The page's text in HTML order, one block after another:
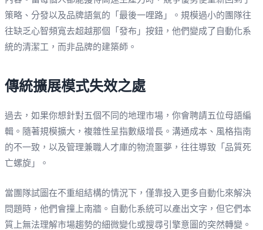
策略、分發以及品牌語氣的「最後一哩路」。規模過小的團隊往
往缺乏心智頻寬去超越那個「發布」按鈕，他們變成了自動化系
統的清潔工，而非品牌的建築師。
傳統擴展模式失效之處
過去，如果你想針對五個不同的地理市場，你會聘請五位母語編
輯。隨著規模擴大，複雜性呈指數級增長。溝通成本、風格指南
的不一致，以及管理兼職人才庫的物流噩夢，往往導致「品質死
亡螺旋」。
當團隊試圖在不重組結構的情況下，僅靠投入更多自動化來解決
問題時，他們會撞上南牆。自動化系統可以產出文字，但它們本
質上無法理解市場趨勢的細微變化或搜尋引擎意圖的突然轉變。